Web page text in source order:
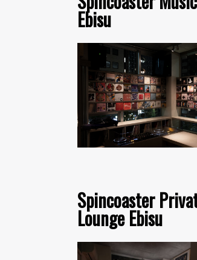
Ebisu
Spincoaster
Lounge Ebisu